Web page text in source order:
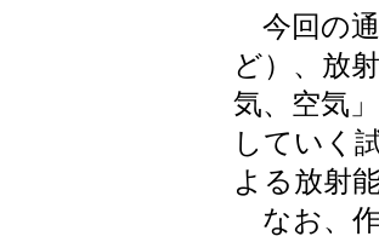
今回の通
ど）、放
気、空気
していく
よる放射
なお、作